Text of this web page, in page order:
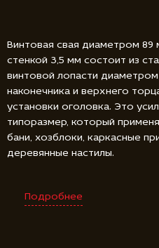
Винтовая свая диаметром
стенкой 3,5 мм состоит из
винтовой лопасти
наконечника и верхнего
установки оголовка. Это
типоразмер, который
бани, хозблоки, каркасные
деревянные настилы.
Подробнее